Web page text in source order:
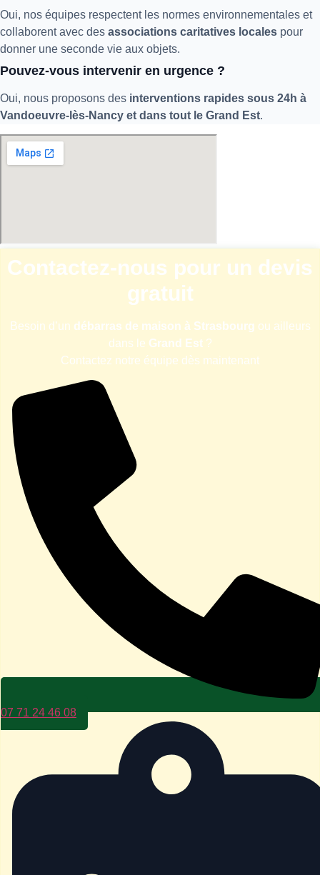
Oui, nos équipes respectent les normes environnementales et
collaborent avec des associations caritatives locales pour
donner une seconde vie aux objets.
Pouvez-vous intervenir en urgence ?
Oui, nous proposons des interventions rapides sous 24h à
Vandoeuvre-lès-Nancy et dans tout le Grand Est.
Contactez-nous pour un devis
gratuit
Besoin d’un débarras de maison à Strasbourg ou ailleurs
dans le Grand Est?
Contactez notre équipe dès maintenant
07 71 24 46 08